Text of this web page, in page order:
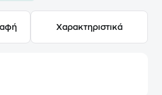
Χαρακτηριστικά